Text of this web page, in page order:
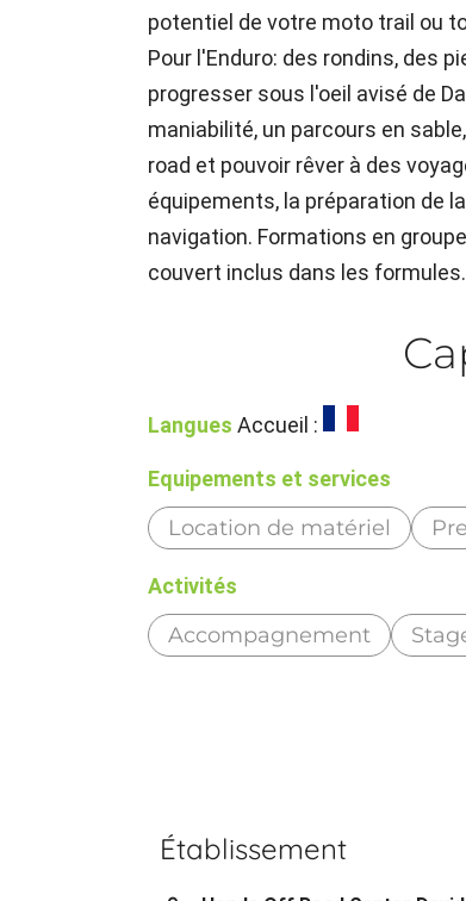
potentiel de votre moto trail ou
Pour l'Enduro: des rondins, des
progresser sous l'oeil avisé de
maniabilité, un parcours en
road et pouvoir rêver à des
équipements, la préparation de
navigation. Formations en
couvert inclus dans les
Langues Accueil :
Equipements et services
Location de matériel
Activités
Accompagnement
Établissement